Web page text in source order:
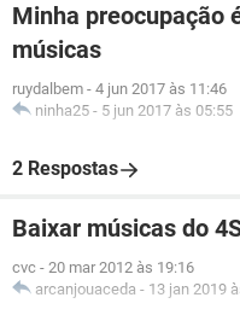
Minha preocupação
músicas
ruydalbem - 4 jun 2017 às 11:46
ninha25 - 5 jun 2017 às 05:55
2 Respostas
Baixar músicas do
cvc - 20 mar 2012 às 19:16
arcanjouaceda - 13 jan 2019